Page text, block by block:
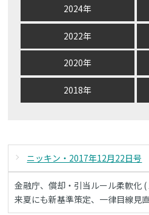
2024年
2022年
2020年
2018年
ニッキン・2017年12月22日号
金融庁、償却・引当ルール柔軟化
来夏にも新基準策定、一律目線見